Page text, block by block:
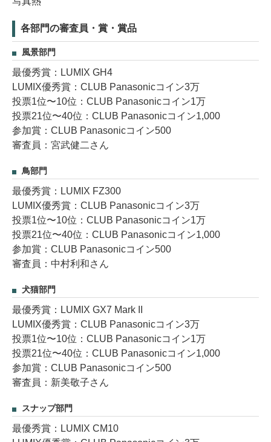
各部門の審査員・賞・賞品
風景部門
最優秀賞：LUMIX GH4
LUMIX優秀賞：CLUB Panasonicコイン3万
投票1位〜10位：CLUB Panasonicコイン1万
投票21位〜40位：CLUB Panasonicコイン1,000
参加賞：CLUB Panasonicコイン500
審査員：宮武健二さん
鳥部門
最優秀賞：LUMIX FZ300
LUMIX優秀賞：CLUB Panasonicコイン3万
投票1位〜10位：CLUB Panasonicコイン1万
投票21位〜40位：CLUB Panasonicコイン1,000
参加賞：CLUB Panasonicコイン500
審査員：中村利和さん
犬猫部門
最優秀賞：LUMIX GX7 Mark II
LUMIX優秀賞：CLUB Panasonicコイン3万
投票1位〜10位：CLUB Panasonicコイン1万
投票21位〜40位：CLUB Panasonicコイン1,000
参加賞：CLUB Panasonicコイン500
審査員：新美敬子さん
スナップ部門
最優秀賞：LUMIX CM10